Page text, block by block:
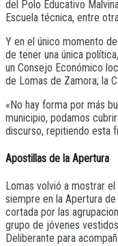
del Polo Educativo
Escuela técnica, entre
Y en el único momento
de tener una única
un Consejo Económico
de Lomas de Zamora; la
«No hay forma por más
municipio, podamos
discurso, repitiendo esta
Apostillas de la Apertura
Lomas volvió a mostrar
siempre en la Apertura
cortada por las
grupo de jóvenes
Deliberante para